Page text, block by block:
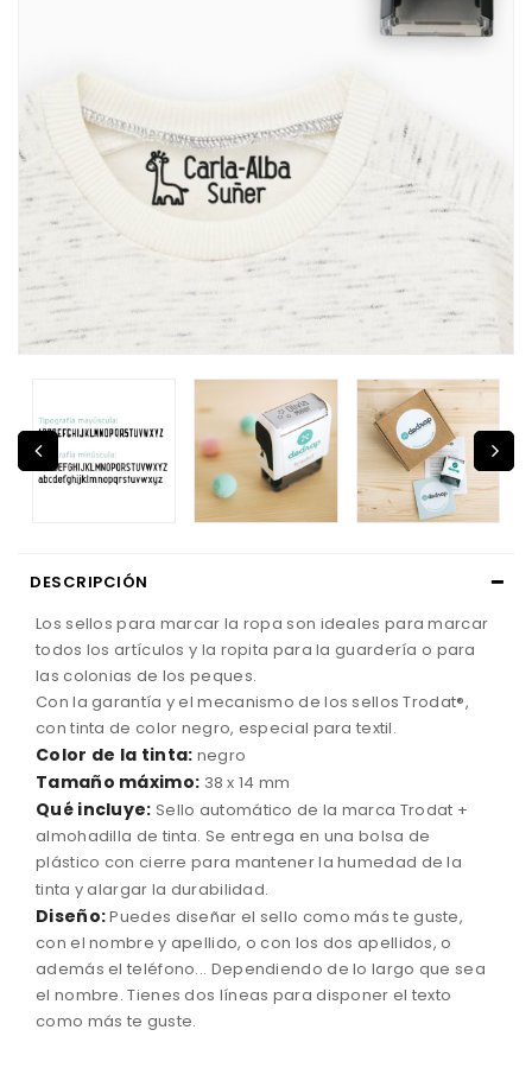
DESCRIPCIÓN
Los sellos para marcar la ropa son ideales para marcar
todos los artículos y la ropita para la guardería o para
las colonias de los peques.
Con la garantía y el mecanismo de los sellos Trodat®,
con tinta de color negro, especial para textil.
Color de la tinta: negro
Tamaño máximo: 38 x 14 mm
Qué incluye: Sello automático de la marca Trodat +
almohadilla de tinta. Se entrega en una bolsa de
plástico con cierre para mantener la humedad de la
tinta y alargar la durabilidad.
Diseño:Puedes diseñar el sello como más te guste,
con el nombre y apellido, o con los dos apellidos, o
además el teléfono... Dependiendo de lo largo que sea
el nombre. Tienes dos líneas para disponer el texto
como más te guste.